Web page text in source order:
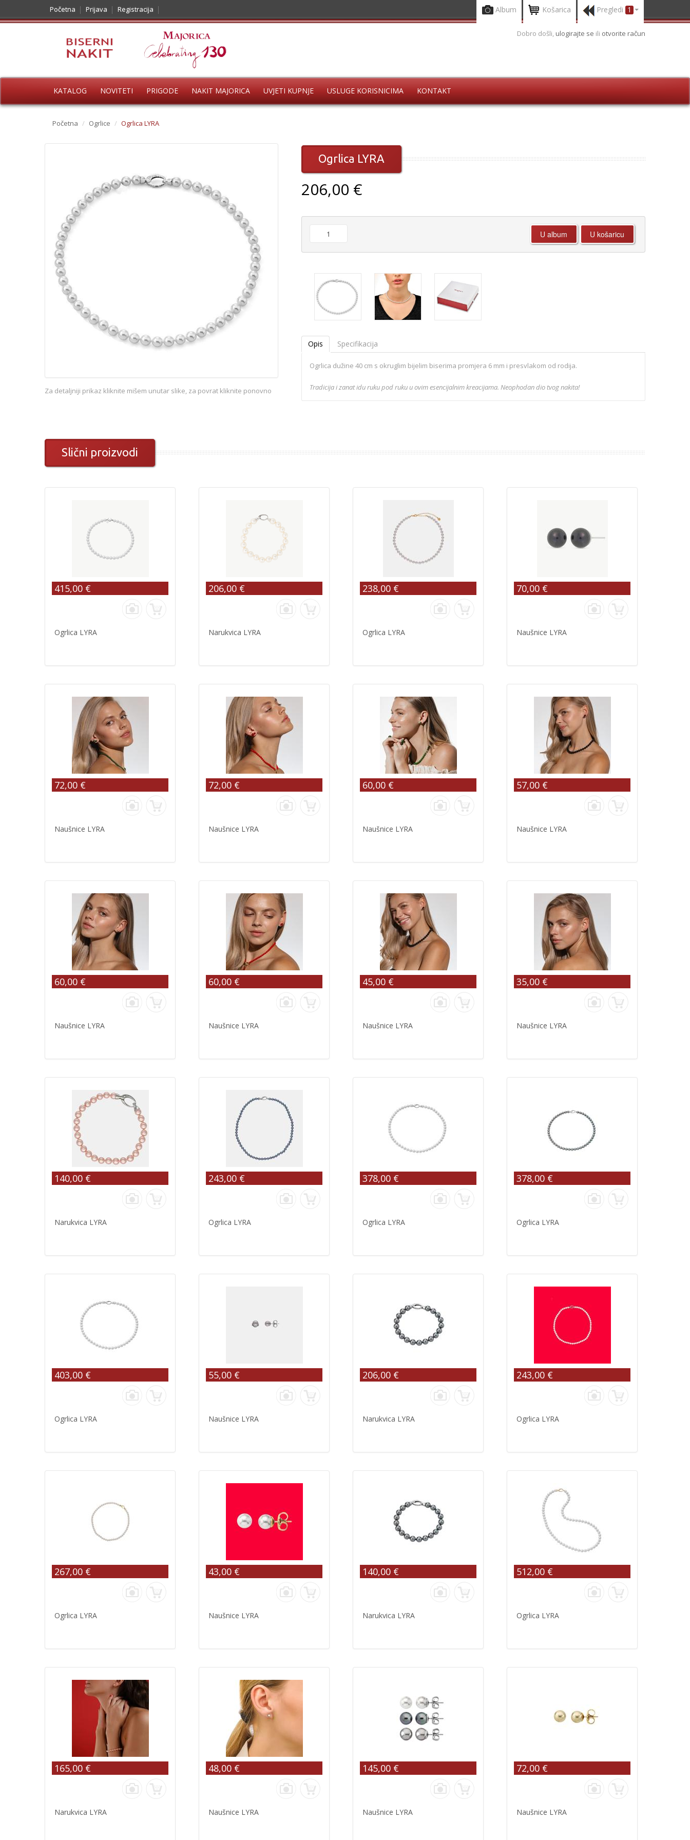
Početna Prijava Registracija Album Košarica Pregledi 1
Dobro došli, ulogirajte se ili otvorite račun
KATALOG NOVITETI PRIGODE NAKIT MAJORICA UVJETI KUPNJE USLUGE KORISNICIMA KONTAKT
Početna / Ogrlice / Ogrlica LYRA
Za detaljniji prikaz kliknite mišem unutar slike, za povrat kliknite ponovno
Ogrlica LYRA
206,00 €
Opis Specifikacija
Ogrlica dužine 40 cm s okruglim bijelim biserima promjera 6 mm i presvlakom od rodija.
Tradicija i zanat idu ruku pod ruku u ovim esencijalnim kreacijama. Neophodan dio tvog nakita!
Slični proizvodi
415,00 €
Ogrlica LYRA
206,00 €
Narukvica LYRA
238,00 €
Ogrlica LYRA
70,00 €
Naušnice LYRA
72,00 €
Naušnice LYRA
72,00 €
Naušnice LYRA
60,00 €
Naušnice LYRA
57,00 €
Naušnice LYRA
60,00 €
Naušnice LYRA
60,00 €
Naušnice LYRA
45,00 €
Naušnice LYRA
35,00 €
Naušnice LYRA
140,00 €
Narukvica LYRA
243,00 €
Ogrlica LYRA
378,00 €
Ogrlica LYRA
378,00 €
Ogrlica LYRA
403,00 €
Ogrlica LYRA
55,00 €
Naušnice LYRA
206,00 €
Narukvica LYRA
243,00 €
Ogrlica LYRA
267,00 €
Ogrlica LYRA
43,00 €
Naušnice LYRA
140,00 €
Narukvica LYRA
512,00 €
Ogrlica LYRA
165,00 €
Narukvica LYRA
48,00 €
Naušnice LYRA
145,00 €
Naušnice LYRA
72,00 €
Naušnice LYRA